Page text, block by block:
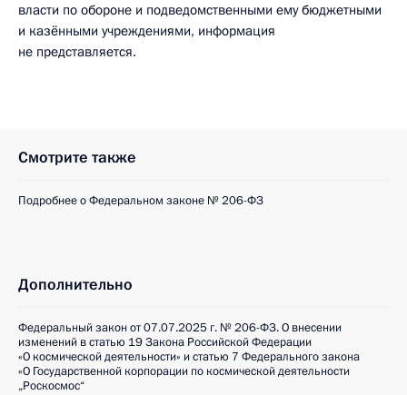
власти по обороне и подведомственными ему бюджетными
и казёнными учреждениями, информация
не представляется.
Смотрите также
Подробнее о Федеральном законе № 206-ФЗ
Дополнительно
Федеральный закон от 07.07.2025 г. № 206-ФЗ. О внесении
изменений в статью 19 Закона Российской Федерации
«О космической деятельности» и статью 7 Федерального закона
«О Государственной корпорации по космической деятельности
„Роскосмос“